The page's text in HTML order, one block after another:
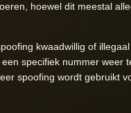
hoewel dit meestal
kwaadwillig of
specifiek nummer weer
spoofing wordt gebruikt